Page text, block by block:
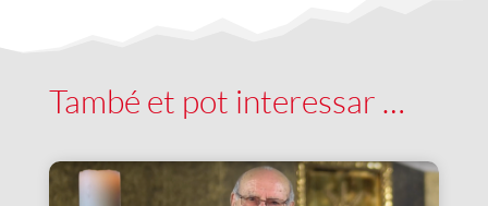
També et pot interessar …